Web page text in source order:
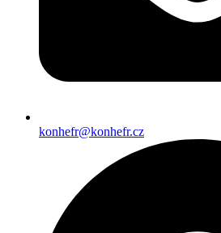
konhefr@konhefr.cz